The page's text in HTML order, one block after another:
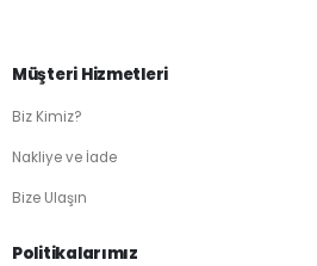
Müşteri Hizmetleri
Biz Kimiz?
Nakliye ve İade
Bize Ulaşın
Politikalarımız